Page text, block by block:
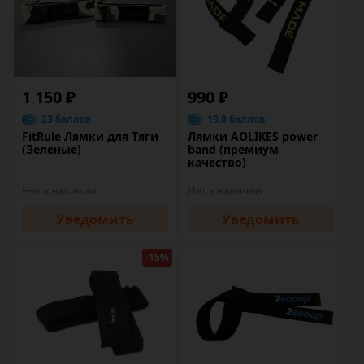
1 150 ₽
23 баллов
FitRule Лямки для Тяги
(Зеленые)
Уведомить
990 ₽
19.8 баллов
Лямки AOLIKES power
band (премиум
качество)
Уведомить
-15%